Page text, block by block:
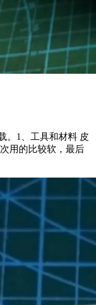
。1、工具和材料 皮
用的比较软，最后